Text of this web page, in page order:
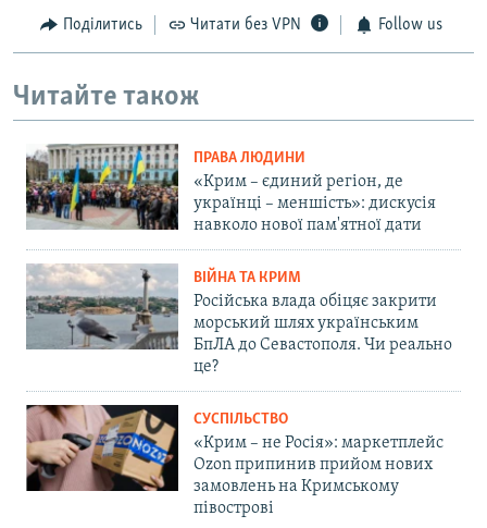
Поділитись Читати без VPN Follow us
Читайте також
ПРАВА ЛЮДИНИ
«Крим – єдиний регіон, де
українці – меншість»: дискусія
навколо нової пам'ятної дати
ВІЙНА ТА КРИМ
Російська влада обіцяє закрити
морський шлях українським
БпЛА до Севастополя. Чи реально
це?
СУСПІЛЬСТВО
«Крим – не Росія»: маркетплейс
Ozon припинив прийом нових
замовлень на Кримському
півострові